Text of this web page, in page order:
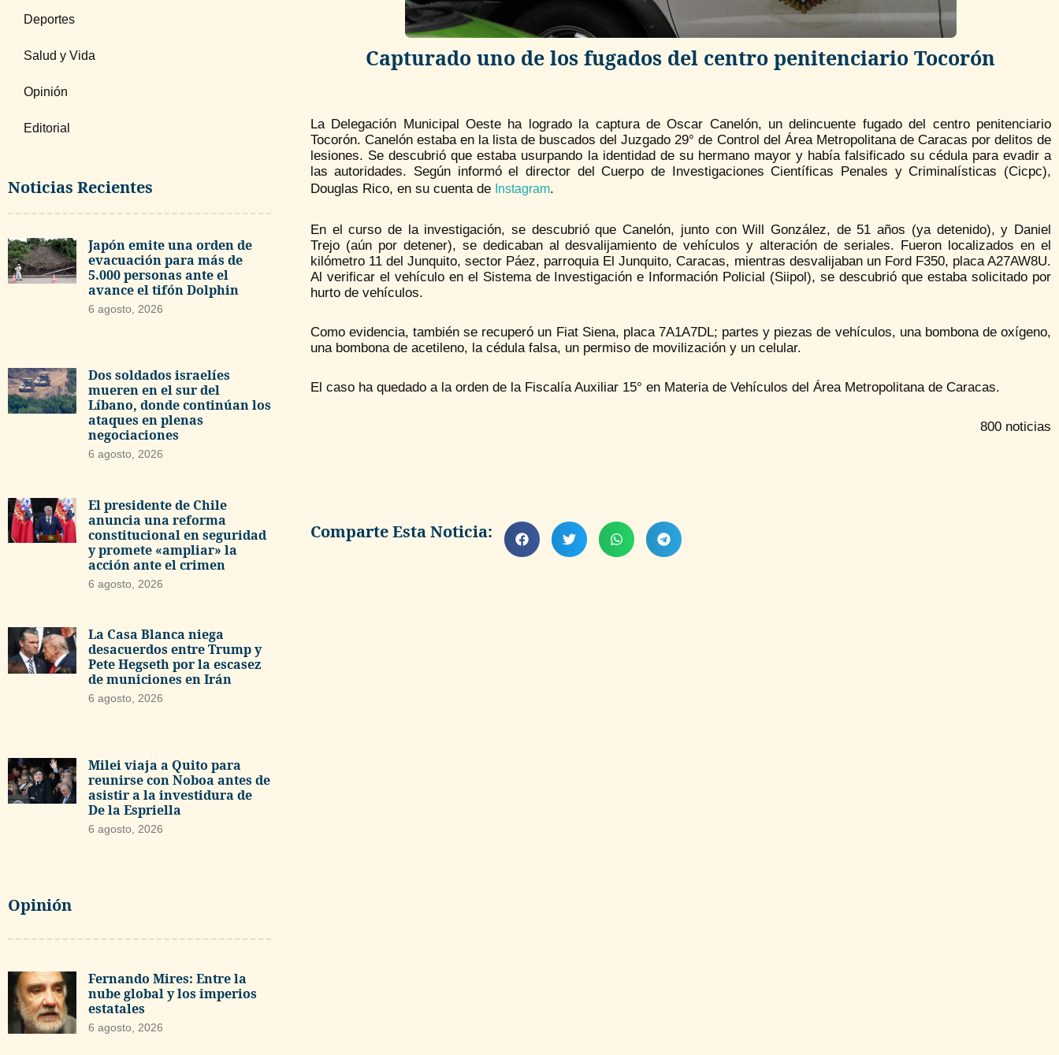
Deportes
Salud y Vida
Opinión
Editorial
Noticias Recientes
Japón emite una orden de
evacuación para más de
5.000 personas ante el
avance el tifón Dolphin
6 agosto, 2026
Dos soldados israelíes
mueren en el sur del
Líbano, donde continúan los
ataques en plenas
negociaciones
6 agosto, 2026
El presidente de Chile
anuncia una reforma
constitucional en seguridad
y promete «ampliar» la
acción ante el crimen
6 agosto, 2026
La Casa Blanca niega
desacuerdos entre Trump y
Pete Hegseth por la escasez
de municiones en Irán
6 agosto, 2026
Milei viaja a Quito para
reunirse con Noboa antes de
asistir a la investidura de
De la Espriella
6 agosto, 2026
Opinión
Fernando Mires: Entre la
nube global y los imperios
estatales
6 agosto, 2026
Capturado uno de los fugados del centro penitenciario Tocorón
La Delegación Municipal Oeste ha logrado la captura de Oscar Canelón, un delincuente fugado del centro penitenciario
Tocorón. Canelón estaba en la lista de buscados del Juzgado 29° de Control del Área Metropolitana de Caracas por delitos de
lesiones. Se descubrió que estaba usurpando la identidad de su hermano mayor y había falsificado su cédula para evadir a
las autoridades. Según informó el director del Cuerpo de Investigaciones Científicas Penales y Criminalísticas (Cicpc),
Douglas Rico, en su cuenta de Instagram.
En el curso de la investigación, se descubrió que Canelón, junto con Will González, de 51 años (ya detenido), y Daniel
Trejo (aún por detener), se dedicaban al desvalijamiento de vehículos y alteración de seriales. Fueron localizados en el
kilómetro 11 del Junquito, sector Páez, parroquia El Junquito, Caracas, mientras desvalijaban un Ford F350, placa A27AW8U.
Al verificar el vehículo en el Sistema de Investigación e Información Policial (Siipol), se descubrió que estaba solicitado por
hurto de vehículos.
Como evidencia, también se recuperó un Fiat Siena, placa 7A1A7DL; partes y piezas de vehículos, una bombona de oxígeno,
una bombona de acetileno, la cédula falsa, un permiso de movilización y un celular.
El caso ha quedado a la orden de la Fiscalía Auxiliar 15° en Materia de Vehículos del Área Metropolitana de Caracas.
800 noticias
Comparte Esta Noticia: